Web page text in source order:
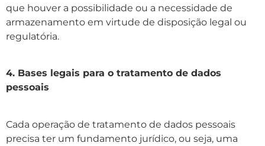
que houver a possibilidade ou a necessidade de
armazenamento em virtude de disposição legal ou
regulatória.
4. Bases legais para o tratamento de dados
pessoais
Cada operação de tratamento de dados pessoais
precisa ter um fundamento jurídico, ou seja, uma